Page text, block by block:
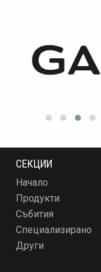
СЕКЦИИ
Начало
Продукти
Събития
Специализирано
Други